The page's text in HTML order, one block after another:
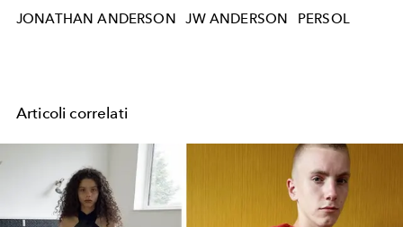
JONATHAN ANDERSON
JW ANDERSON PERSOL
Articoli correlati